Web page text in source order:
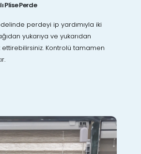
Plise Perde
perdeyi ip yardımıyla iki
yukarıya ve yukarıdan
Kontrolü tamamen